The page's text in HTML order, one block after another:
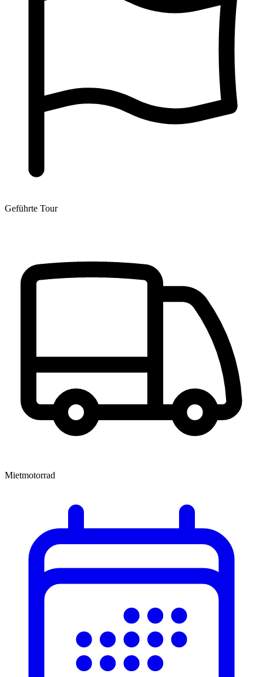
Geführte Tour
Mietmotorrad